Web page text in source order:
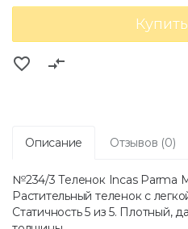
favorite_border compare_arrows
Описание Отзывов (0)
№234/3 Теленок Incas Parma
Растительный теленок с
Статичность 5 из 5. Плотный,